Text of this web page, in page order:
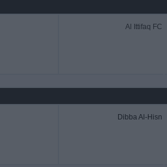
Al Ittifaq FC
Dibba Al-Hisn